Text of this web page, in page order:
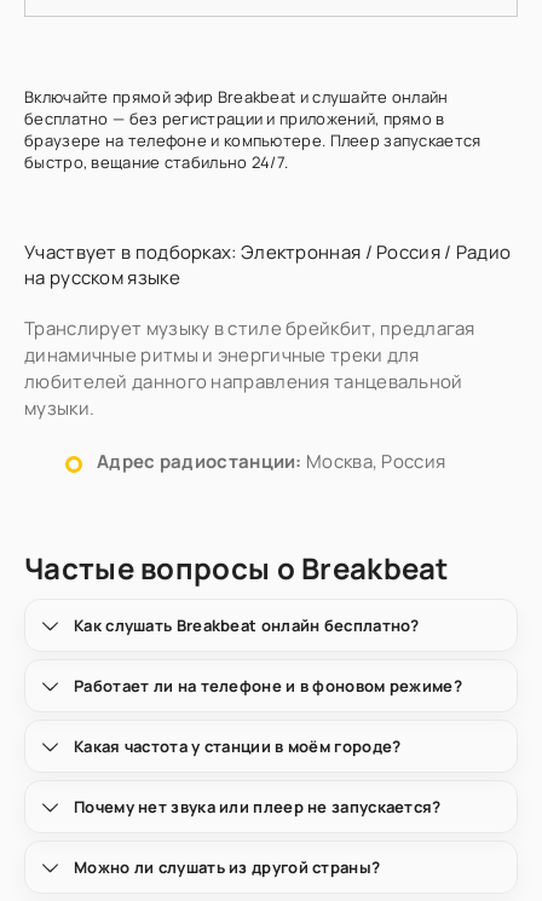
Включайте прямой эфир Breakbeat и слушайте онлайн
бесплатно — без регистрации и приложений, прямо в
браузере на телефоне и компьютере. Плеер запускается
быстро, вещание стабильно 24/7.
Участвует в подборках: Электронная / Россия/ Радио
на русском языке
Транслирует музыку в стиле брейкбит, предлагая
динамичные ритмы и энергичные треки для
любителей данного направления танцевальной
музыки.
Адрес радиостанции: Москва, Россия
Частые вопросы о Breakbeat
Как слушать Breakbeat онлайн бесплатно?
Работает ли на телефоне и в фоновом режиме?
Какая частота у станции в моём городе?
Почему нет звука или плеер не запускается?
Можно ли слушать из другой страны?